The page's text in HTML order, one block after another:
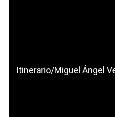
Itinerario/Miguel Ángel